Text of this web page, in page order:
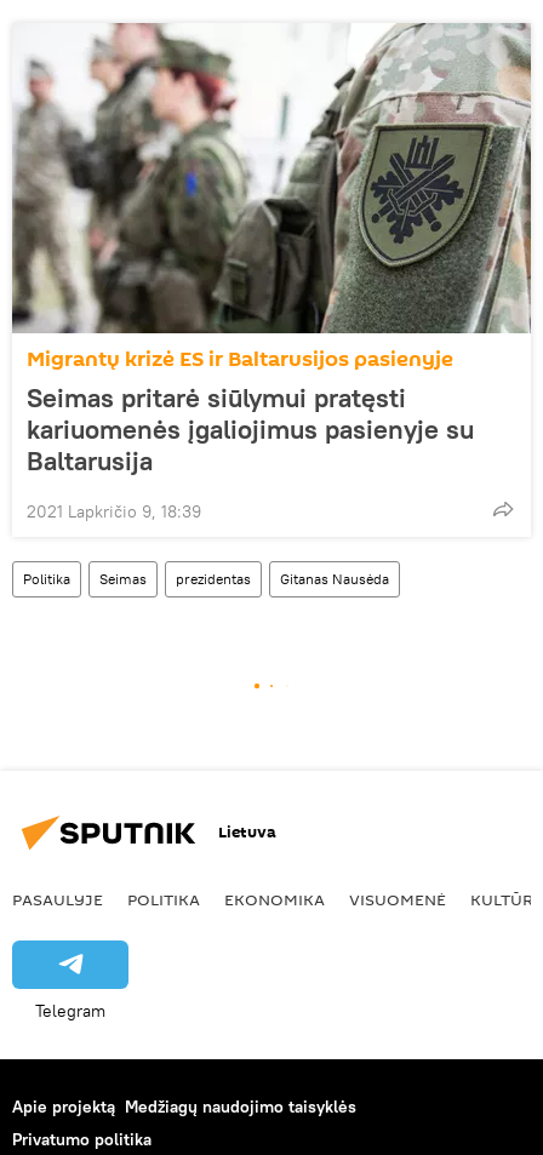
Migrantų krizė ES ir Baltarusijos pasienyje
Seimas pritarė siūlymui pratęsti
kariuomenės įgaliojimus pasienyje su
Baltarusija
2021 Lapkričio 9, 18:39
Politika Seimas prezidentas Gitanas Nausėda
Lietuva
PASAULYJE POLITIKA EKONOMIKA VISUOMENĖ KULTŪRA
Telegram
Apie projektą Medžiagų naudojimo taisyklės
Privatumo politika